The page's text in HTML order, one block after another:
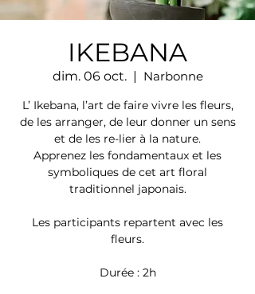
IKEBANA
dim. 06 oct.
  |
Narbonne
L’ Ikebana, l’art de faire vivre les fleurs,
de les arranger, de leur donner un sens
et de les re-lier à la nature.
Apprenez les fondamentaux et les
symboliques de cet art floral
traditionnel japonais.
Les participants repartent avec les
fleurs.
Durée : 2h